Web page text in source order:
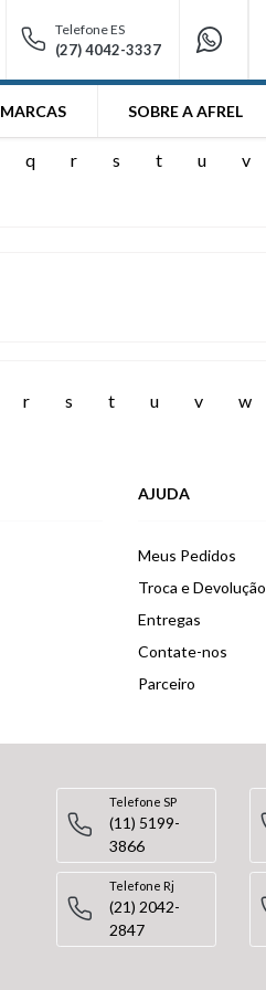
Telefone ES
(27) 4042-3337
MARCAS SOBRE A AFREL
q r s t u v
r s t u v w
AJUDA
Meus Pedidos
Troca e Devolução
Entregas
Contate-nos
Parceiro
Telefone SP
(11) 5199-
3866
Telefone Rj
(21) 2042-
2847